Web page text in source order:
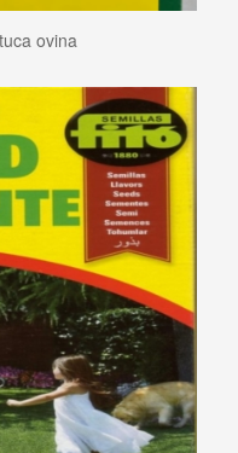
ovina